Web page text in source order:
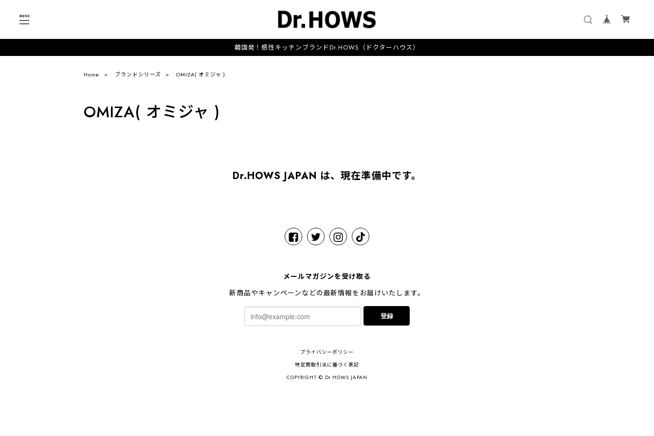
韓国発！感性キッチンブランドDr.HOWS（ドクターハウス）
Home ブランドシリーズ OMIZA( オミジャ )
OMIZA( オミジャ )
Dr.HOWS JAPAN は、現在準備中です。
メールマガジンを受け取る
新商品やキャンペーンなどの最新情報をお届けいたします。
登録
プライバシーポリシー
特定商取引法に基づく表記
COPYRIGHT © Dr.HOWS JAPAN